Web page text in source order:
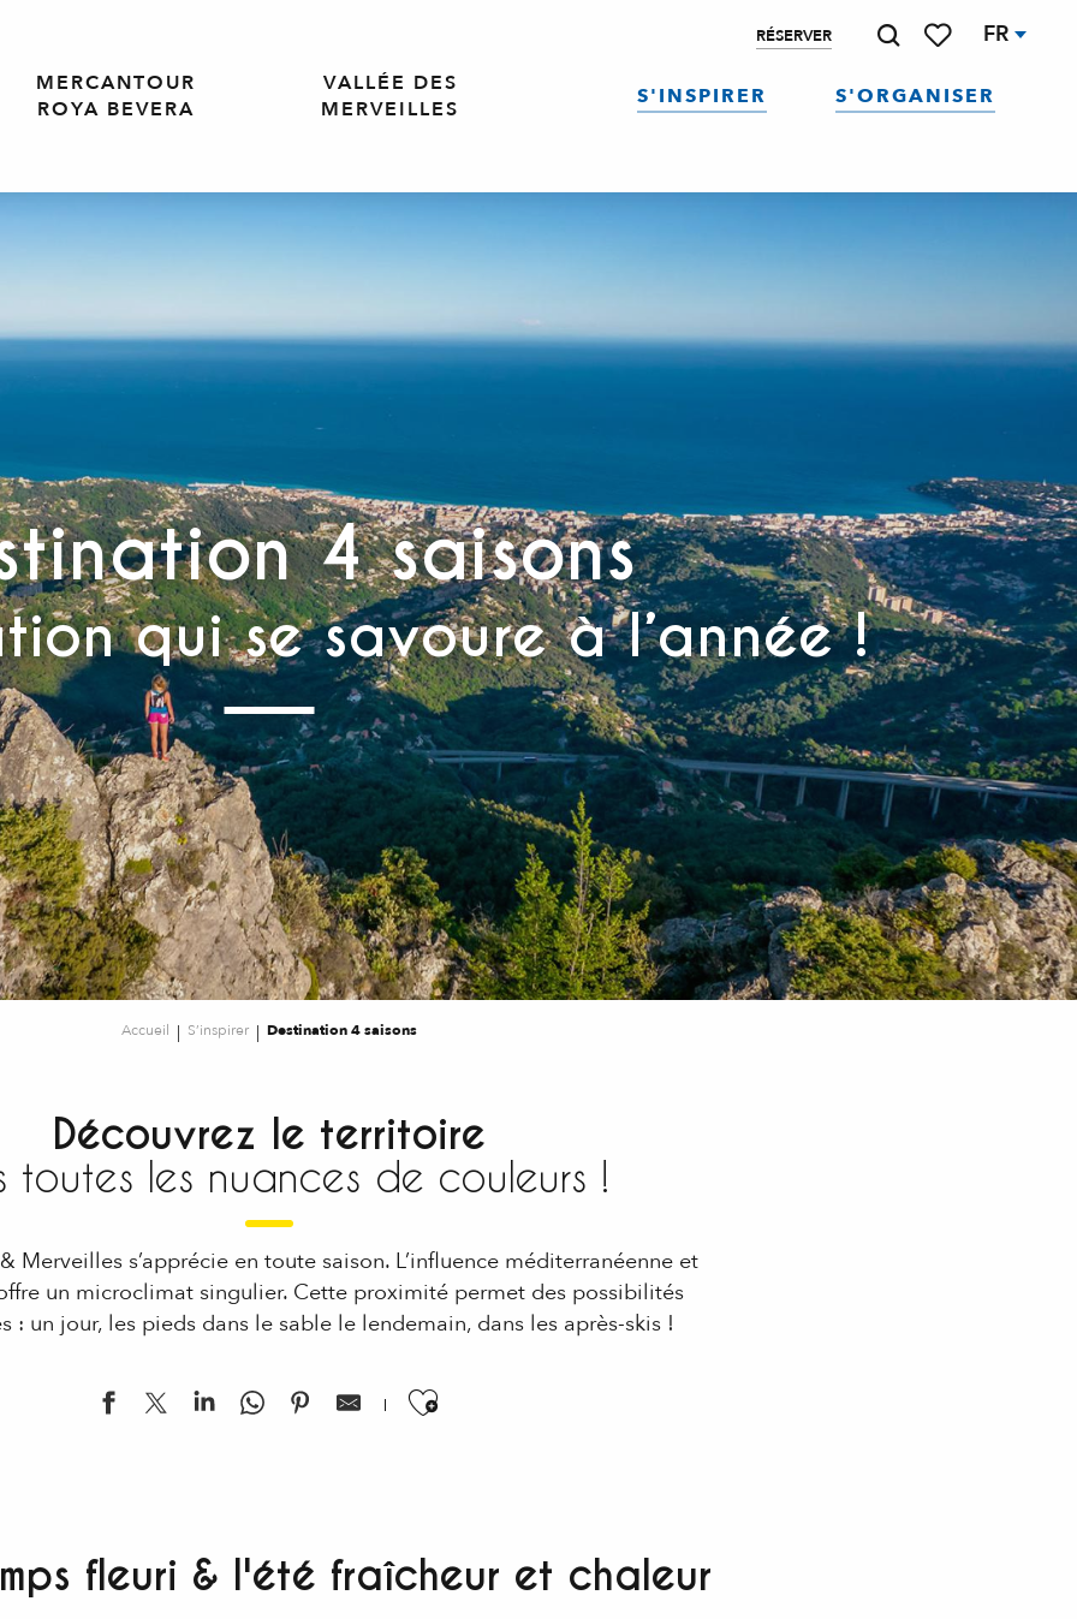
RÉSERVER FR
MERCANTOUR
ROYA BEVERA
VALLÉE DES
MERVEILLES
S'INSPIRER S'ORGANISER
4 saisons
qui se savoure à l’année !
Accueil S’inspirer Destination 4 saisons
Découvrez le territoire
toutes les nuances de couleurs !
Merveilles s’apprécie en toute saison. L’influence méditerranéenne et
un microclimat singulier. Cette proximité permet des possibilités
: un jour, les pieds dans le sable le lendemain, dans les après-skis !
Ajouter aux favoris
fleuri & l'été fraîcheur et chaleur